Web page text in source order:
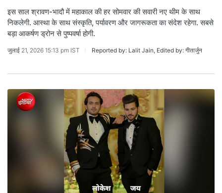
इस साल श्रावण-भादौ में महाकाल की हर सोमवार की सवारी नए थीम के साथ
निकलेगी. आस्था के साथ संस्कृति, पर्यावरण और जागरूकता का संदेश रहेगा. सबसे
बड़ा आकर्षण ड्रोन से पुष्पवर्षा होगी.
जुलाई 21, 2026 15:13 pm IST Reported by: Lalit Jain, Edited by: गीतार्जुन